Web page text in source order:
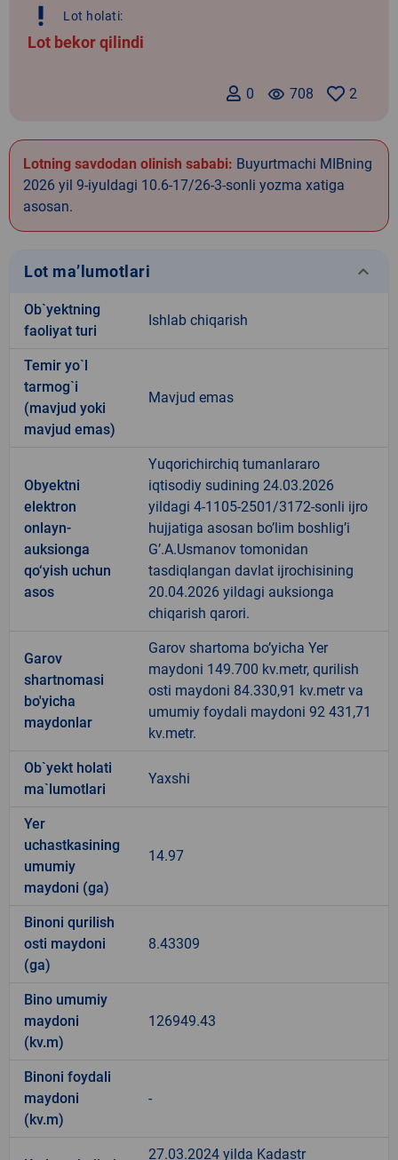
priority_high Lot holati:
Lot bekor qilindi
2
remove_red_eye 708
0
Lotning savdodan olinish sababi: Buyurtmachi MIBning
2026 yil 9-iyuldagi 10.6-17/26-3-sonli yozma xatiga
asosan.
Lot ma’lumotlari keyboard_arrow_down
Ob`yektning
faoliyat turi
Ishlab chiqarish
Temir yo`l
tarmog`i
(mavjud yoki
mavjud emas)
Mavjud emas
Obyektni
elektron
onlayn-
auksionga
qo‘yish uchun
asos
Yuqorichirchiq tumanlararo
iqtisodiy sudining 24.03.2026
yildagi 4-1105-2501/3172-sonli ijro
hujjatiga asosan bo’lim boshlig’i
G’.A.Usmanov tomonidan
tasdiqlangan davlat ijrochisining
20.04.2026 yildagi auksionga
chiqarish qarori.
Garov
shartnomasi
bo'yicha
maydonlar
Garov shartoma bo’yicha Yer
maydoni 149.700 kv.metr, qurilish
osti maydoni 84.330,91 kv.metr va
umumiy foydali maydoni 92 431,71
kv.metr.
Ob`yekt holati
ma`lumotlari
Yaxshi
Yer
uchastkasining
umumiy
maydoni (ga)
14.97
Binoni qurilish
osti maydoni
(ga)
8.43309
Bino umumiy
maydoni
(kv.m)
126949.43
Binoni foydali
maydoni
(kv.m)
-
27.03.2024 yilda Kadastr